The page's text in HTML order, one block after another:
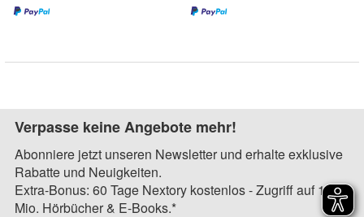
Verpasse keine Angebote mehr!
Abonniere jetzt unseren Newsletter und erhalte exklusive
Rabatte und Neuigkeiten.
Extra-Bonus: 60 Tage Nextory kostenlos - Zugriff auf 1,4
Mio. Hörbücher & E-Books.*